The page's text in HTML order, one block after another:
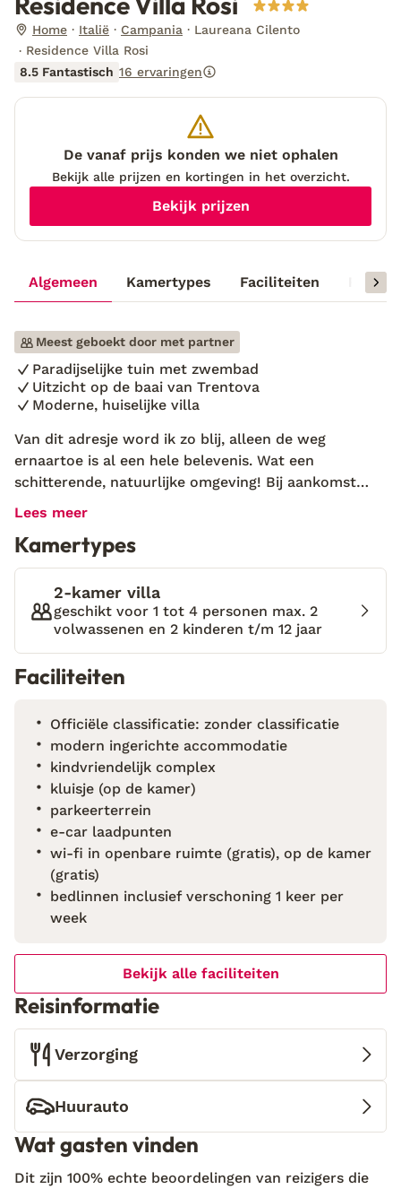
Home Italië Campania
Laureana Cilento
Residence Villa Rosi
8.5 Fantastisch 16 ervaringen
Algemeen Kamertypes Faciliteiten
Meest geboekt door met partner
Paradijselijke tuin met zwembad
Uitzicht op de baai van Trentova
Moderne, huiselijke villa
Van dit adresje word ik zo blij, alleen de weg
ernaartoe is al een hele belevenis. Wat een
schitterende, natuurlijke omgeving! Bij aankomst
wordt het alleen maar mooier: een fleurige tuin vol
tegemoet. Dit is absoluut een heerlijke plek om tot
rust te komen. Bovendien zie je in de verte de
blauwe zee van de baai van Trentova, een prachtig
gezicht. Binnen no-time voel je je hier thuis in je
fijne, moderne villa die huiselijk is ingericht. De
sprookjesachtig aangelegde trap brengt je naar het
paradijselijke zwembad. Op het bijbehorende
één van de ligbedjes in het zonnetje met het zachte
geluid van de kleine waterval op de achtergrond.
Het is hier zo relaxed, je zou bijna vergeten dat je
naar deze regio gekomen bent om van de omgeving
te genieten en de adembenemende kust van Amalfi
te ontdekken. Wil je liever in een villa met
privézwembad verblijven? Klik dan hier.
Lees meer
Kamertypes
2-kamer villa
geschikt voor 1 tot 4 personen max. 2
volwassenen en 2 kinderen t/m 12 jaar
Faciliteiten
Officiële classificatie: zonder classificatie
modern ingerichte accommodatie
kindvriendelijk complex
kluisje (op de kamer)
parkeerterrein
e-car laadpunten
wi-fi in openbare ruimte (gratis), op de kamer
(gratis)
bedlinnen inclusief verschoning 1 keer per
week
Bekijk alle faciliteiten
Reisinformatie
Verzorging
Huurauto
Wat gasten vinden
Dit zijn 100% echte beoordelingen van reizigers die
De vanaf prijs konden we niet ophalen
Bekijk alle prijzen en kortingen in het overzicht.
Bekijk prijzen